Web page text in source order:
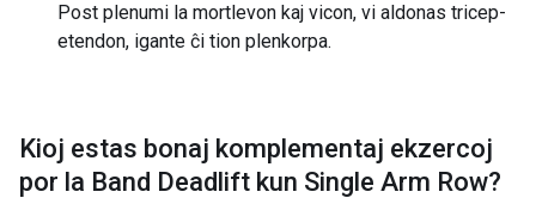
Post plenumi la mortlevon kaj vicon, vi aldonas tricep-
etendon, igante ĉi tion plenkorpa.
Kioj estas bonaj komplementaj ekzercoj
por la Band Deadlift kun Single Arm Row?